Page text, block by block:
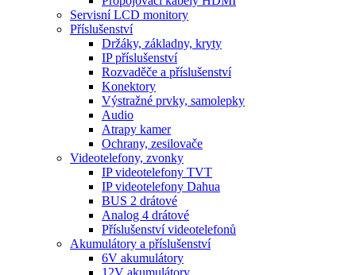
Servisní LCD monitory
Příslušenství
Držáky, základny, kryty
IP příslušenství
Rozvaděče a příslušenství
Konektory
Výstražné prvky, samolepky
Audio
Atrapy kamer
Ochrany, zesilovače
Videotelefony, zvonky
IP videotelefony TVT
IP videotelefony Dahua
BUS 2 drátové
Analog 4 drátové
Příslušenství videotelefonů
Akumulátory a příslušenství
6V akumulátory